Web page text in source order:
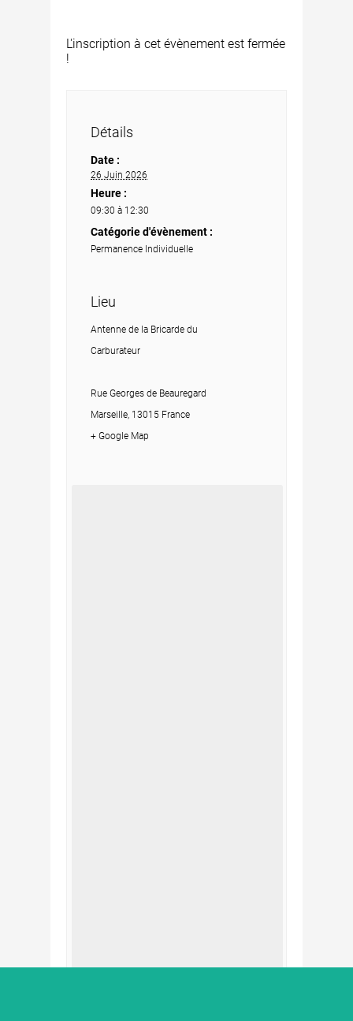
L'inscription à cet évènement est fermée
!
Détails
Date :
26 Juin 2026
Heure :
09:30 à 12:30
Catégorie d'évènement :
Permanence Individuelle
Lieu
Antenne de la Bricarde du
Carburateur
Rue Georges de Beauregard
Marseille, 13015 France
+ Google Map